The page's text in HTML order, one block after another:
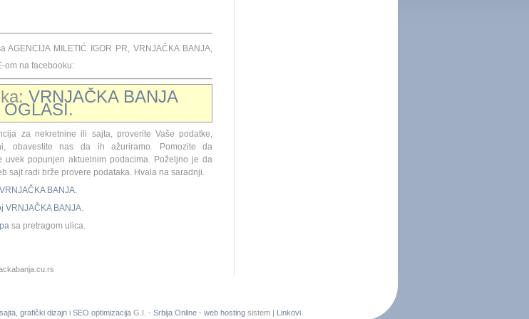
AGENCIJA MILETIĆ IGOR PR, VRNJAČKA BANJA,
om na facebooku:
VRNJAČKA BANJA
OGLASI.
za nekretnine ili sajta, proverite Vaše podatke,
obavestite nas da ih ažuriramo. Pomozite da
uvek popunjen aktuelnim podacima. Poželjno je da
sajt radi brže provere podataka. Hvala na saradnji.
BANJA.
VRNJAČKA BANJA.
sa pretragom ulica.
grafički dizajn i SEO optimizacija G.I. - Srbija Online - web hosting sistem | Linkovi